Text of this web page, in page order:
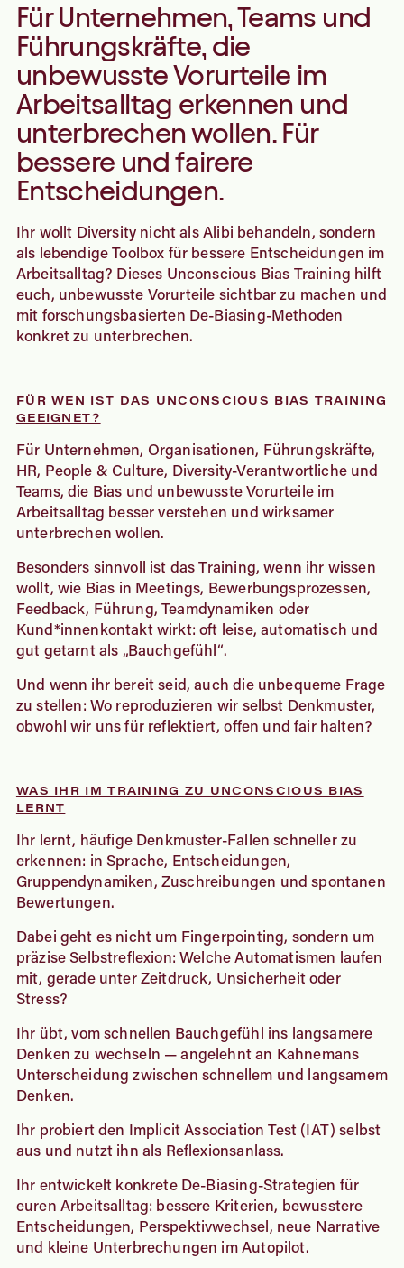
Für Unternehmen, Teams und
Führungskräfte, die
unbewusste Vorurteile im
Arbeitsalltag erkennen und
unterbrechen wollen. Für
bessere und fairere
Entscheidungen.
Ihr wollt Diversity nicht als Alibi behandeln, sondern
als lebendige Toolbox für bessere Entscheidungen im
Arbeitsalltag? Dieses Unconscious Bias Training hilft
euch, unbewusste Vorurteile sichtbar zu machen und
mit forschungsbasierten De-Biasing-Methoden
konkret zu unterbrechen.
FÜR WEN IST DAS UNCONSCIOUS BIAS TRAINING
GEEIGNET?
Für Unternehmen, Organisationen, Führungskräfte,
HR, People & Culture, Diversity-Verantwortliche und
Teams, die Bias und unbewusste Vorurteile im
Arbeitsalltag besser verstehen und wirksamer
unterbrechen wollen.
Besonders sinnvoll ist das Training, wenn ihr wissen
wollt, wie Bias in Meetings, Bewerbungsprozessen,
Feedback, Führung, Teamdynamiken oder
Kund*innenkontakt wirkt: oft leise, automatisch und
gut getarnt als „Bauchgefühl“.
Und wenn ihr bereit seid, auch die unbequeme Frage
zu stellen: Wo reproduzieren wir selbst Denkmuster,
obwohl wir uns für reflektiert, offen und fair halten?
WAS IHR IM TRAINING ZU UNCONSCIOUS BIAS
LERNT
Ihr lernt, häufige Denkmuster-Fallen schneller zu
erkennen: in Sprache, Entscheidungen,
Gruppendynamiken, Zuschreibungen und spontanen
Bewertungen.
Dabei geht es nicht um Fingerpointing, sondern um
präzise Selbstreflexion: Welche Automatismen laufen
mit, gerade unter Zeitdruck, Unsicherheit oder
Stress?
Ihr übt, vom schnellen Bauchgefühl ins langsamere
Denken zu wechseln — angelehnt an Kahnemans
Unterscheidung zwischen schnellem und langsamem
Denken.
Ihr probiert den Implicit Association Test (IAT) selbst
aus und nutzt ihn als Reflexionsanlass.
Ihr entwickelt konkrete De-Biasing-Strategien für
euren Arbeitsalltag: bessere Kriterien, bewusstere
Entscheidungen, Perspektivwechsel, neue Narrative
und kleine Unterbrechungen im Autopilot.